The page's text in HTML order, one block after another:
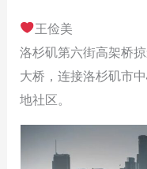
王俭美
洛杉矶第六街高架桥
大桥，连接洛杉矶市
地社区。